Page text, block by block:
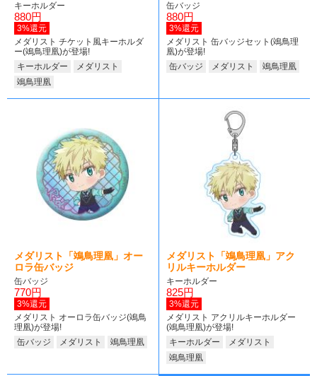
キーホルダー
880円
3%還元
メダリスト チケット風キーホルダ
ー(鴗鳥理凰)が登場!
キーホルダー
メダリスト
鴗鳥理凰
缶バッジ
880円
3%還元
メダリスト 缶バッジセット(鴗鳥理
凰)が登場!
缶バッジ
メダリスト 鴗鳥理凰
メダリスト「鴗鳥理凰」オー
ロラ缶バッジ
缶バッジ
770円
3%還元
メダリスト オーロラ缶バッジ(鴗鳥
理凰)が登場!
缶バッジ
メダリスト 鴗鳥理凰
メダリスト「鴗鳥理凰」アク
リルキーホルダー
キーホルダー
825円
3%還元
メダリスト アクリルキーホルダー
(鴗鳥理凰)が登場!
キーホルダー
メダリスト
鴗鳥理凰